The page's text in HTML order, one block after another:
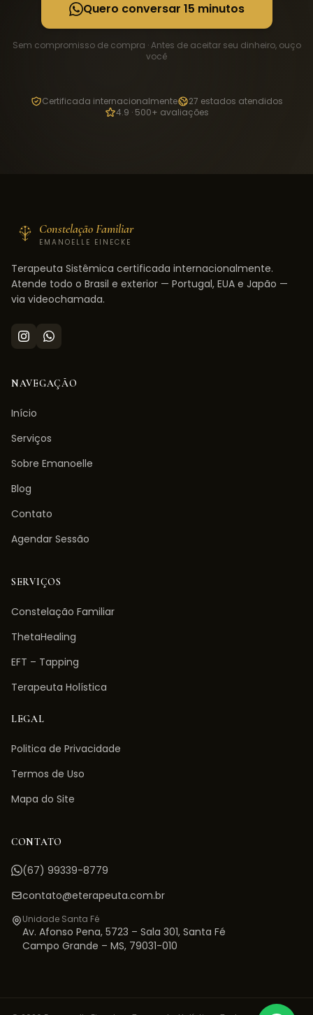
Quero conversar 15 minutos
Sem compromisso de compra · Antes de aceitar seu dinheiro, ouço
você
Certificada internacionalmente
27 estados atendidos
4.9 · 500+ avaliações
Constelação Familiar
EMANOELLE EINECKE
Terapeuta Sistêmica certificada internacionalmente.
Atende todo o Brasil e exterior — Portugal, EUA e Japão —
via videochamada.
NAVEGAÇÃO
Início
Serviços
Sobre Emanoelle
Blog
Contato
Agendar Sessão
SERVIÇOS
Constelação Familiar
ThetaHealing
EFT – Tapping
Terapeuta Holística
LEGAL
Politica de Privacidade
Termos de Uso
Mapa do Site
CONTATO
(67) 99339-8779
contato@eterapeuta.com.br
Unidade Santa Fé
Av. Afonso Pena, 5723 – Sala 301, Santa Fé
Campo Grande – MS, 79031-010